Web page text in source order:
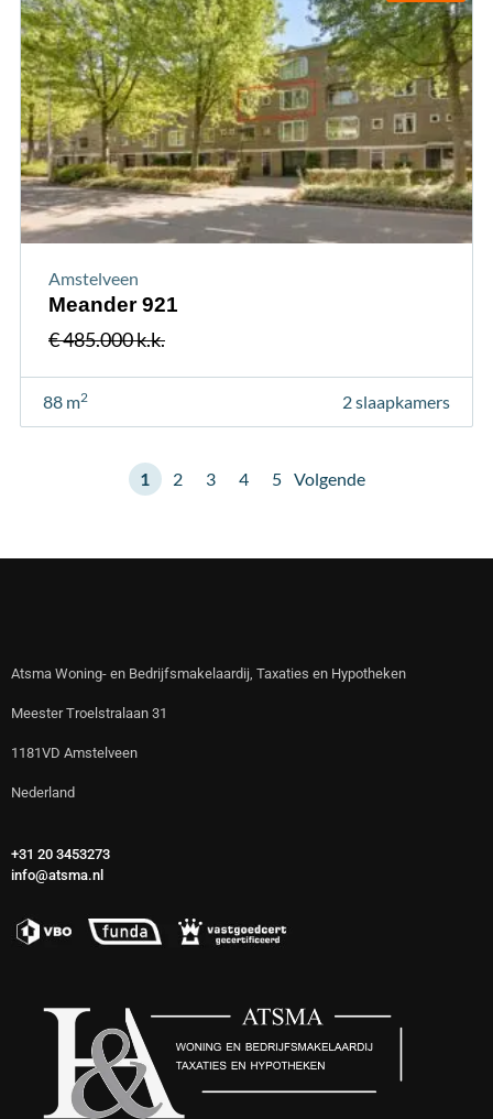
Amstelveen
Meander 921
€ 485.000 k.k.
88 m2 2 slaapkamers
1 2 3 4 5 Volgende
Atsma Woning- en Bedrijfsmakelaardij, Taxaties en Hypotheken
Meester Troelstralaan 31
1181VD Amstelveen
Nederland
+31 20 3453273
info@atsma.nl